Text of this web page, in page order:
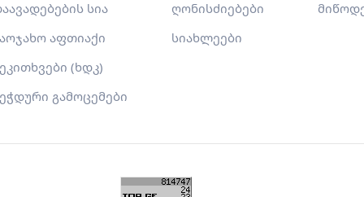
სია
აფთიაქი
(ხდკ)
გამოცემები
ღონისძიებები
სიახლეები